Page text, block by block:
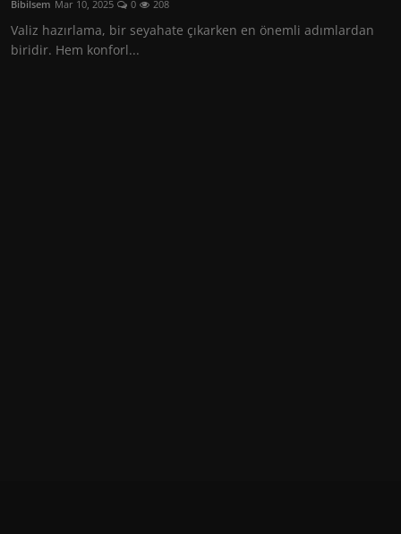
Hayvanlar Alemi
Bibilsem Mar 10, 2025 0 208
Valiz hazırlama, bir seyahate çıkarken en önemli adımlardan
biridir. Hem konforl...